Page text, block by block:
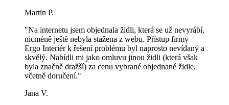
Martin P.
"Na internetu jsem objednala židli, která se už nevyrábí,
nicméně ještě nebyla stažena z webu. Přístup firmy
Ergo Interiér k řešení problému byl naprosto nevídaný a
skvělý. Nabídli mi jako omluvu jinou židli (která však
byla značně dražší) za cenu vybrané objednané židle,
včetně doručení."
Jana V.